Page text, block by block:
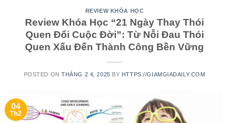
REVIEW KHÓA HỌC
Review Khóa Học “21 Ngày Thay Thói
Quen Đổi Cuộc Đời”: Từ Nỗi Đau Thói
Quen Xấu Đến Thành Công Bền Vững
POSTED ONTHÁNG 2 4, 2025 BY HTTPS://GIAMGIADAILY.COM
04
Th2